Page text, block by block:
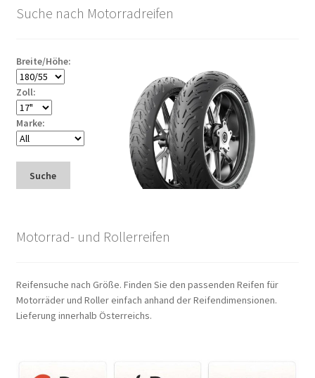
Suche nach Motorradreifen
Breite/Höhe:
Zoll:
Marke:
Suche
Motorrad- und Rollerreifen
Reifensuche nach Größe. Finden Sie den passenden Reifen für
Motorräder und Roller einfach anhand der Reifendimensionen.
Lieferung innerhalb Österreichs.